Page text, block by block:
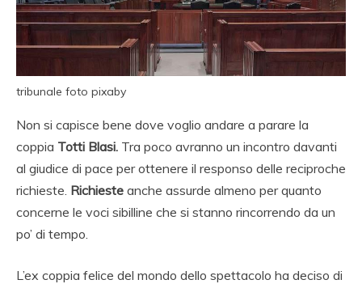
tribunale foto pixaby
Non si capisce bene dove voglio andare a parare la
coppia Totti Blasi. Tra poco avranno un incontro davanti
al giudice di pace per ottenere il responso delle reciproche
richieste. Richieste anche assurde almeno per quanto
concerne le voci sibilline che si stanno rincorrendo da un
po’ di tempo.
L’ex coppia felice del mondo dello spettacolo ha deciso di